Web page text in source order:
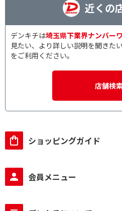
壁掛けで絞り込む
壁掛け対応
USB-C接続で絞り込む
HDMI接続で絞り込む
Display Port端子接続
IPSパネル
近くの
デンキチは埼玉県下業界ナンバー
見たい、より詳しい説明を聞きた
をご利用ください。
店舗検
ショッピングガイド
会員メニュー